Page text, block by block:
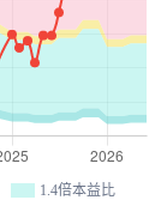
1.4倍本益比